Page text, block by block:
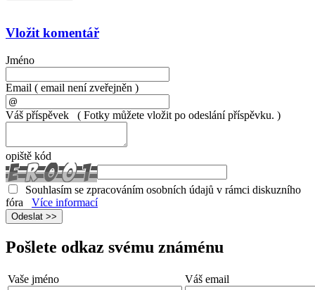
Vložit komentář
Jméno
Email ( email není zveřejněn )
Váš příspěvek ( Fotky můžete vložit po odeslání příspěvku. )
opiště kód
Souhlasím se zpracováním osobních údajů v rámci diskuzního
fóra
Více informací
Pošlete odkaz svému známénu
Vaše jméno Váš email